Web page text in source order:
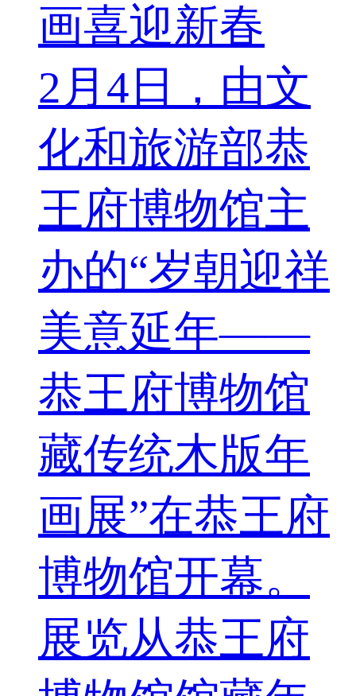
画喜迎新春
2月4日，由文
化和旅游部恭
王府博物馆主
办的“岁朝迎祥
美意延年——
恭王府博物馆
藏传统木版年
画展”在恭王府
博物馆开幕。
展览从恭王府